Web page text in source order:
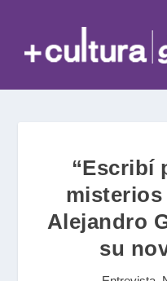
“Escribí
misterios
Alejandro
su